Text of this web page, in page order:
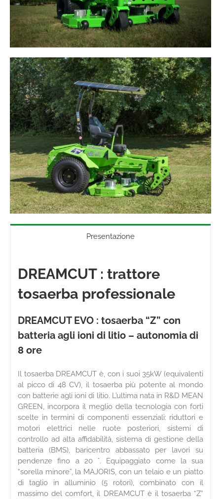
Presentazione
DREAMCUT : trattore
tosaerba professionale
DREAMCUT EVO : tosaerba “Z” con
batteria agli ioni di litio – autonomia di
8 ore
Il tosaerba DREAMCUT è, con i suoi 35kW (equivalenti
al picco di 48 CV), il tosaerba più potente al mondo
con batterie agli ioni di litio. L’ultima nata in R&D MEAN
GREEN, incorpora il meglio della tecnologia con forti
scelte in termini di componenti essenziali: riduttori e
motori elettrici nelle ruote posteriori, sistemi di
controllo ad alta affidabilità, sistema di gestione della
batteria (BMS), baricentro abbassato per lavori su
pendenze fino a 20 °. Equipaggiato come la sua
“sorella minore”, la MAJORIS, con un telaio e un piatto
di taglio in alluminio (5 rotori), combinato con il
massimo del comfort, il DREAMCUT è il tosaerba “Z”